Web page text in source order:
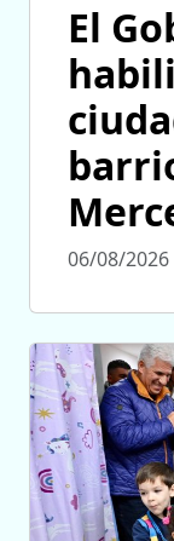
El
06/08/2026